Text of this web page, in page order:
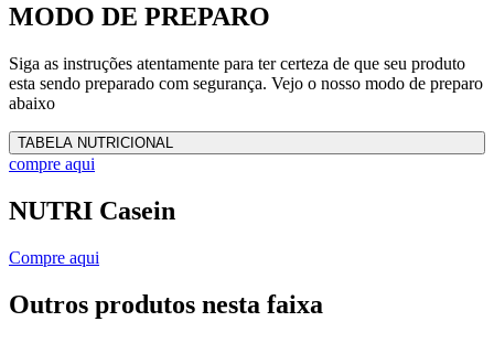
MODO DE PREPARO
Siga as instruções atentamente para ter certeza de que seu produto
esta sendo preparado com segurança. Vejo o nosso modo de preparo
abaixo
TABELA NUTRICIONAL
compre aqui
NUTRI Casein
Compre aqui
Outros produtos nesta faixa